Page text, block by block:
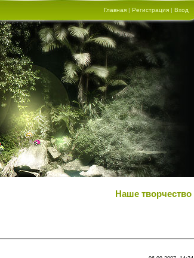
Главная | Регистрация | Вход
Наше творчество